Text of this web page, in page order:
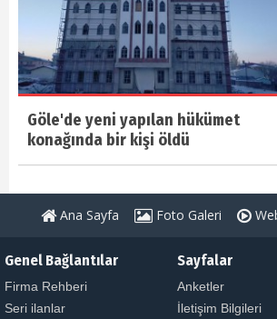
Göle'de yeni yapılan hükümet
konağında bir kişi öldü
Ana Sayfa Foto Galeri
Genel Bağlantılar
Firma Rehberi
Seri ilanlar
Sayfalar
Anketler
İletişim Bilgileri